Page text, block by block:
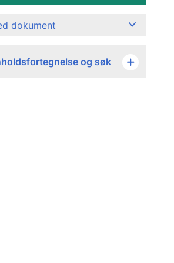
dokument
og søk